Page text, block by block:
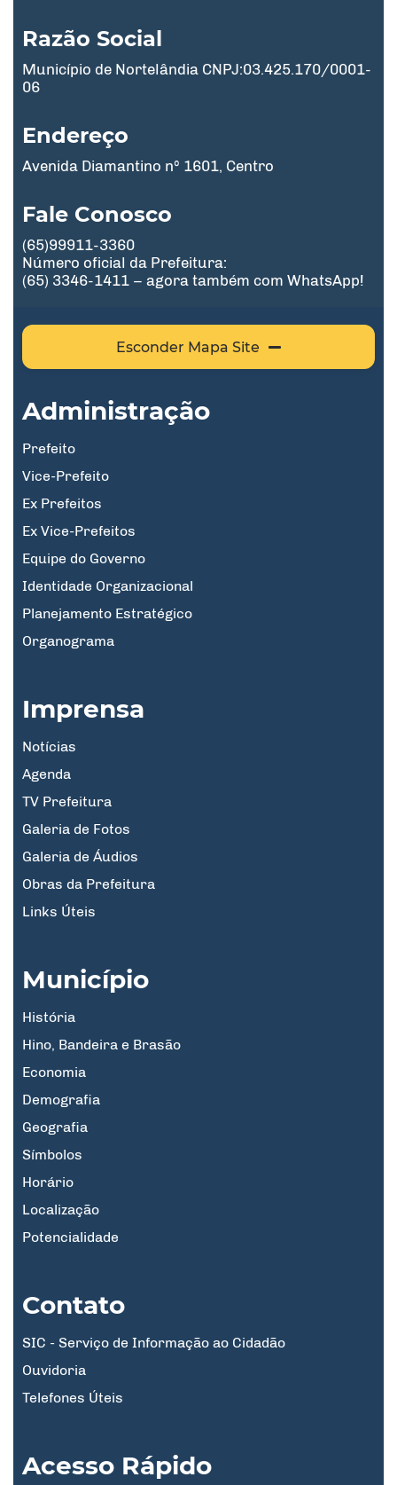
Razão Social
Município de Nortelândia CNPJ:03.425.170/0001-
06
Endereço
Avenida Diamantino nº 1601, Centro
Fale Conosco
(65)99911-3360
Número oficial da Prefeitura:
(65) 3346-1411 – agora também com WhatsApp!
Esconder Mapa Site
Administração
Prefeito
Vice-Prefeito
Ex Prefeitos
Ex Vice-Prefeitos
Equipe do Governo
Identidade Organizacional
Planejamento Estratégico
Organograma
Imprensa
Notícias
Agenda
TV Prefeitura
Galeria de Fotos
Galeria de Áudios
Obras da Prefeitura
Links Úteis
Município
História
Hino, Bandeira e Brasão
Economia
Demografia
Geografia
Símbolos
Horário
Localização
Potencialidade
Contato
SIC - Serviço de Informação ao Cidadão
Ouvidoria
Telefones Úteis
Acesso Rápido